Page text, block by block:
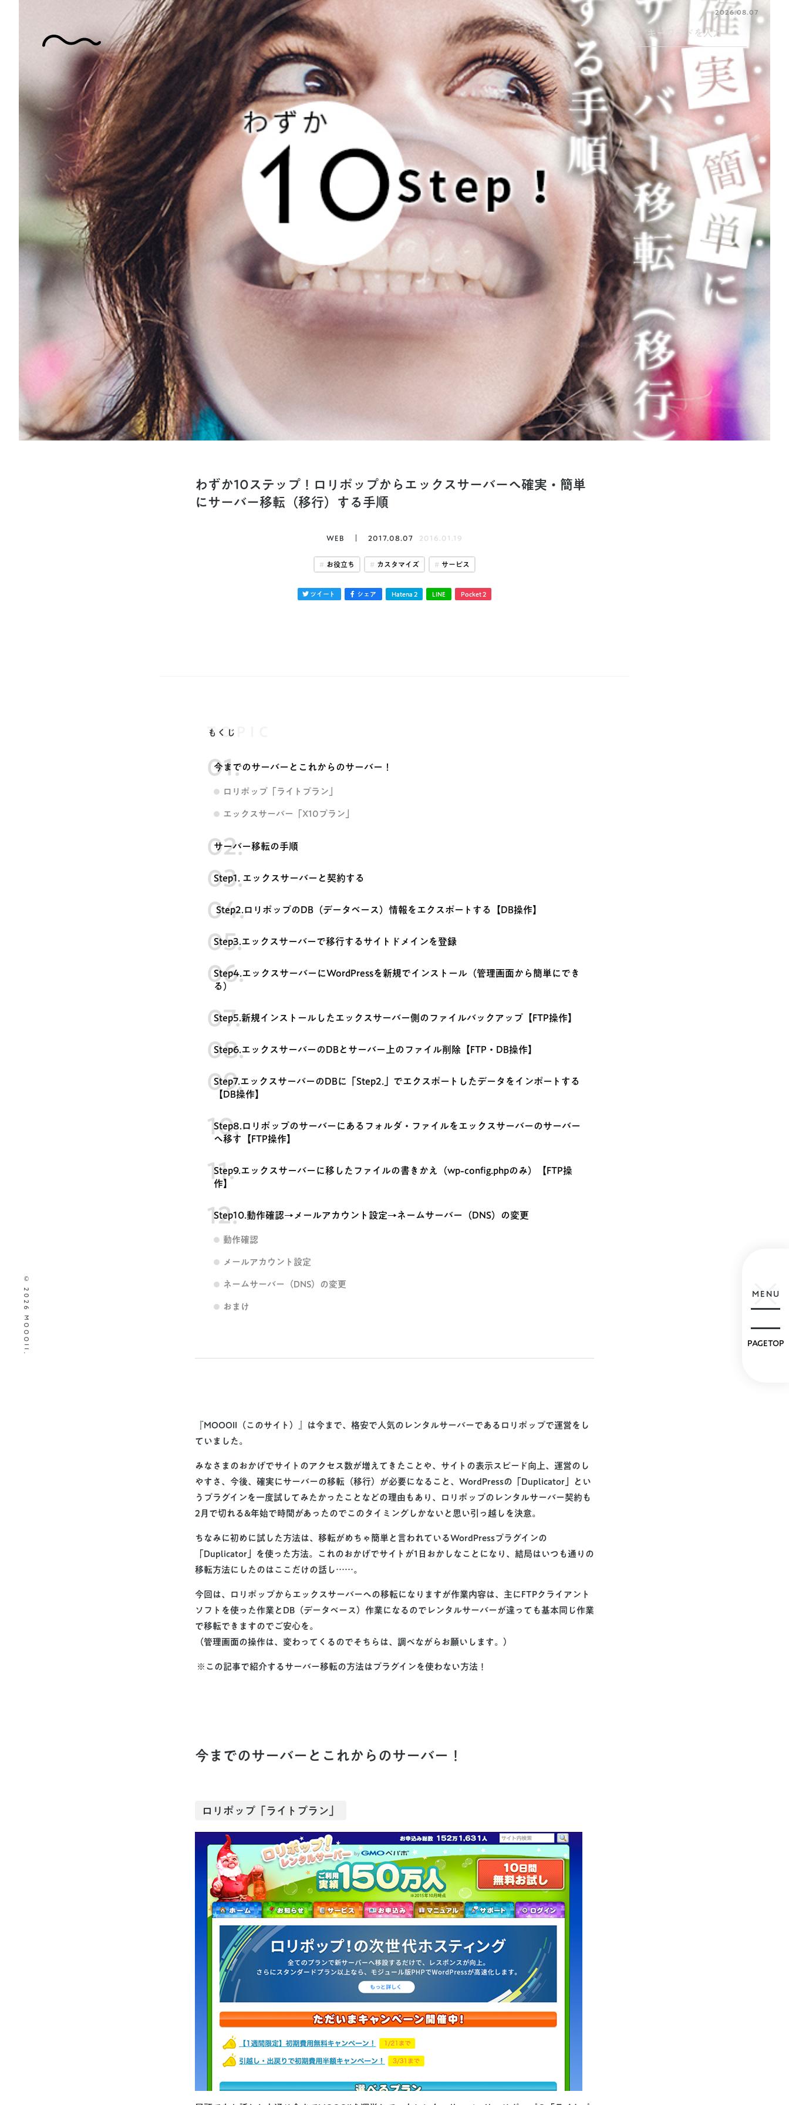
2026.08.07
わずか10ステップ！ロリポップからエックスサーバーへ確実・簡単
にサーバー移転（移行）する手順
WEB 2017.08.07 2016.01.19
お役立ち カスタマイズ サービス
ツイート シェア Hatena 2 LINE Pocket2
TOPIC
もくじ
今までのサーバーとこれからのサーバー！
ロリポップ「ライトプラン」
エックスサーバー「X10プラン」
サーバー移転の手順
Step1. エックスサーバーと契約する
Step2.ロリポップのDB（データベース）情報をエクスポートする【DB操作】
Step3.エックスサーバーで移行するサイトドメインを登録
Step4.エックスサーバーにWordPressを新規でインストール（管理画面から簡単にでき
る）
Step5.新規インストールしたエックスサーバー側のファイルバックアップ【FTP操作】
Step6.エックスサーバーのDBとサーバー上のファイル削除【FTP・DB操作】
Step7.エックスサーバーのDBに「Step2.」でエクスポートしたデータをインポートする
【DB操作】
Step8.ロリポップのサーバーにあるフォルダ・ファイルをエックスサーバーのサーバー
へ移す【FTP操作】
Step9.エックスサーバーに移したファイルの書きかえ（wp-config.phpのみ）【FTP操
作】
Step10.動作確認→メールアカウント設定→ネームサーバー（DNS）の変更
動作確認
メールアカウント設定
ネームサーバー（DNS）の変更
おまけ
『MOOOII（このサイト）』は今まで、格安で人気のレンタルサーバーである ロリポップで運営をし
ていました。
みなさまのおかげでサイトのアクセス数が増えてきた ことや、 サイトの表示スピード向上 、 運営のし
やすさ 、今後、確実に サーバーの移転（移行）が必要になる こと、WordPressの「 Duplicator 」とい
うプラグインを一度試してみたかったことなどの理由もあり、ロリポップのレンタルサーバー契約も
2月で切れる&年始で時間があったのでこのタイミングしかないと思い引っ越しを決意。
ちなみに初めに試した方法は、移転がめちゃ簡単と言われているWordPressプラグインの
「Duplicator」を使った方法。これのおかげでサイトが1日おかしなことになり、結局はいつも通りの
移転方法にしたのはここだけの話し……。
今回は、ロリポップからエックスサーバーへの移転になりますが作業内容は、主に FTPクライアント
ソフトを使った作業と DB（データベース）作業になるので レンタルサーバーが違っても基本同じ作業
で移転できます のでご安心を。
（管理画面の操作は、変わってくるのでそちらは、調べながらお願いします。）
※この記事で紹介するサーバー移転の方法はプラグインを使わない方法！
今までのサーバーとこれからのサーバー！
ロリポップ「ライトプラン」
© 2026 MOOOII. MENU
PAGETOP